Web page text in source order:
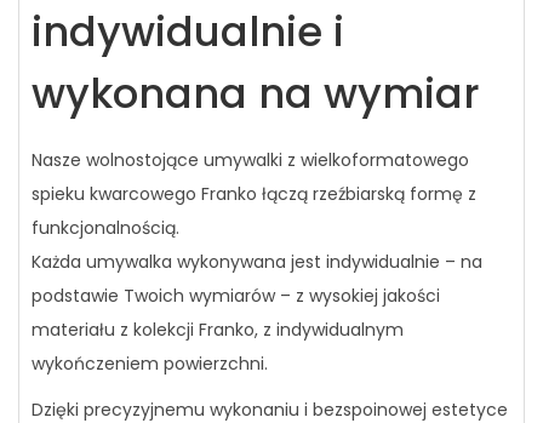
indywidualnie i
wykonana na wymiar
Nasze wolnostojące umywalki z wielkoformatowego
spieku kwarcowego Franko łączą rzeźbiarską formę z
funkcjonalnością.
Każda umywalka wykonywana jest indywidualnie – na
podstawie Twoich wymiarów – z wysokiej jakości
materiału z kolekcji Franko, z indywidualnym
wykończeniem powierzchni.
Dzięki precyzyjnemu wykonaniu i bezspoinowej estetyce